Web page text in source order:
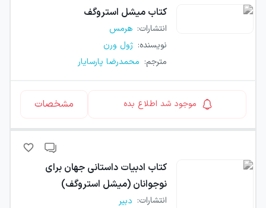
کتاب میشل استروگف
انتشارات: هرمس
نویسنده: ژول ورن
مترجم: محمدرضا پارسایار
موجود شد اطلاع بده مشخصات
کتاب ادبیات داستانی جهان برای
نوجوانان (میشل استروگف)
انتشارات: دبیر